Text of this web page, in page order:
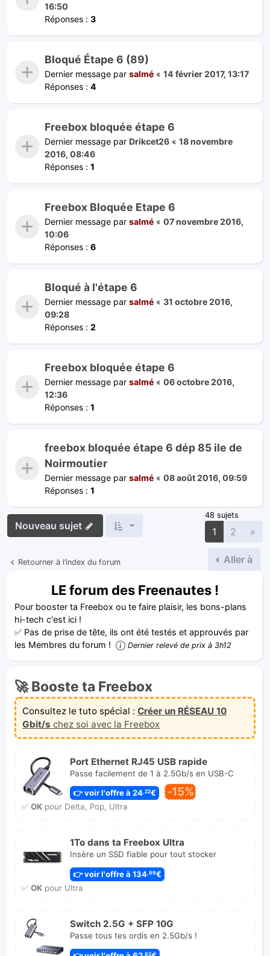
16:50
Réponses : 3
Bloqué Étape 6 (89)
Dernier message par salmé « 14 février 2017, 13:17
Réponses : 4
Freebox bloquée étape 6
Dernier message par Drikcet26 « 18 novembre
2016, 08:46
Réponses : 1
Freebox Bloquée Etape 6
Dernier message par salmé « 07 novembre 2016,
10:06
Réponses : 6
Bloqué à l'étape 6
Dernier message par salmé « 31 octobre 2016,
09:28
Réponses : 2
Freebox bloquée étape 6
Dernier message par salmé « 06 octobre 2016,
12:36
Réponses : 1
freebox bloquée étape 6 dép 85 ile de
Noirmoutier
Dernier message par salmé « 08 août 2016, 09:59
Réponses : 1
Nouveau sujet
48 sujets
1 2 »
Retourner à l’index du forum Aller à
LE forum des Freenautes !
Pour booster ta Freebox ou te faire plaisir, les bons-plans
hi-tech c'est ici !
✅ Pas de prise de tête, ils ont été testés et approuvés par
les Membres du forum !
Dernier relevé de prix à 3h12
🚀 Booste ta Freebox
Consultez le tuto spécial : Créer un RÉSEAU 10
Gbit/s chez soi avec la Freebox
Port Ethernet RJ45 USB rapide
Passe facilement de 1 à 2.5Gb/s en USB-C
👉 voir l'offre à 24 ,22€ -15%
✅ OKpour Delta, Pop, Ultra
1To dans ta Freebox Ultra
Insère un SSD fiable pour tout stocker
👉 voir l'offre à 134 ,99€
✅ OKpour Ultra
Switch 2.5G + SFP 10G
Passe tous tes ordis en 2.5Gb/s !
,82